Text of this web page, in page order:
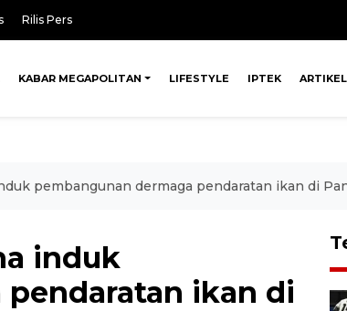
Rilis Pers
KABAR MEGAPOLITAN LIFESTYLE IPTEK ARTIKEL
pembangunan dermaga pendaratan ikan di
induk
ikan di